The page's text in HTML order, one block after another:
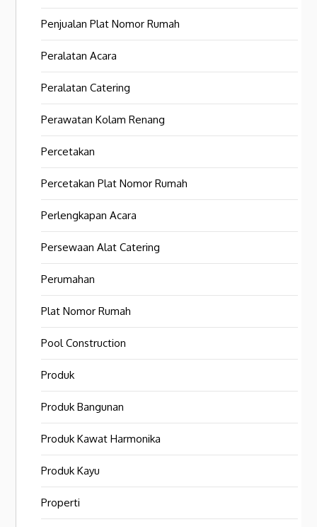
Penjualan Plat Nomor Rumah
Peralatan Acara
Peralatan Catering
Perawatan Kolam Renang
Percetakan
Percetakan Plat Nomor Rumah
Perlengkapan Acara
Persewaan Alat Catering
Perumahan
Plat Nomor Rumah
Pool Construction
Produk
Produk Bangunan
Produk Kawat Harmonika
Produk Kayu
Properti